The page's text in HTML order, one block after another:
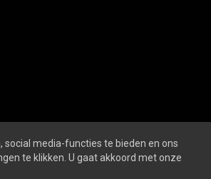
PRIVACY- EN COOKIEVERKLARING
social media-functies te bieden en ons
te klikken. U gaat akkoord met onze